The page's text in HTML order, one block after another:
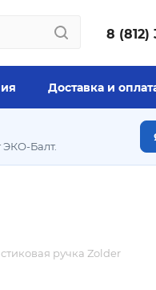
8 (812)
Доставка и
ЭКО-Балт.
ручка Zolder